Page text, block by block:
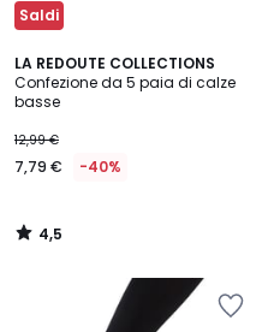
Saldi
LA REDOUTE COLLECTIONS
Confezione da 5 paia di calze
basse
12,99 €
7,79 € -40%
4,5
/ 5
4,5
/